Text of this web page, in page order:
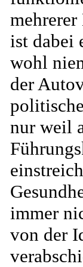
ist dabei
wohl
der
nur weil
immer
von der